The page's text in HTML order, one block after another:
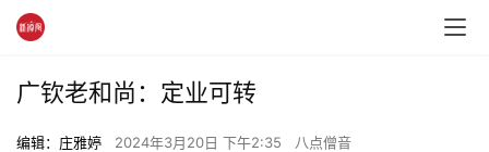
广钦老和尚：定业可转
编辑：庄雅婷 2024年3月20日 下午2:35 八点僧音